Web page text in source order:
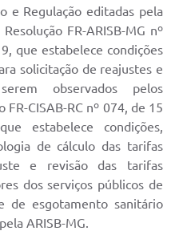
e Regulação editadas pela
FR-ARISB-MG nº
que estabelece condições
solicitação de reajustes e
observados pelos
FR-CISAB-RC nº 074, de 15
estabelece condições,
de cálculo das tarifas
e revisão das tarifas
dos serviços públicos de
de esgotamento sanitário
ARISB-MG.